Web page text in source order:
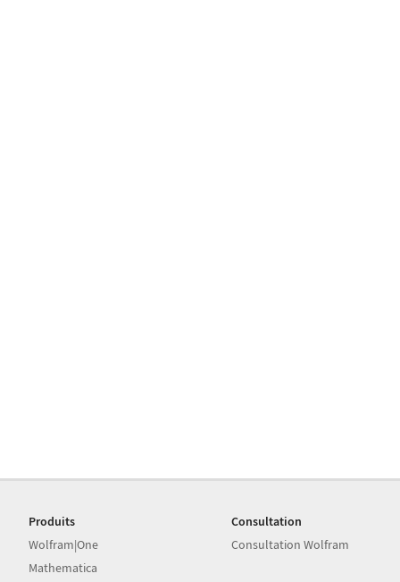
Produits
Wolfram|One
Mathematica
Consultation
Consultation Wolfram